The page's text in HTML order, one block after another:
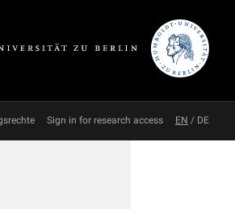
Sign in for research access EN / DE